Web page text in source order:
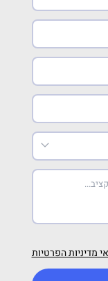
הפרטיות